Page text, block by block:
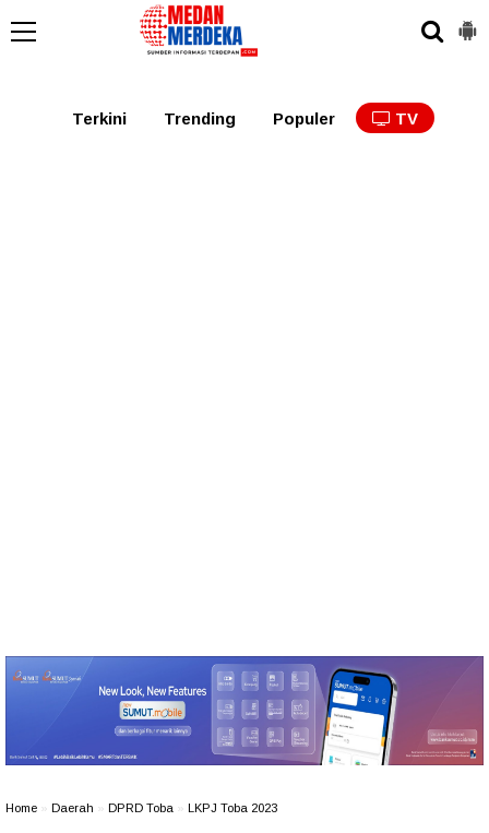
Tabagsel Tapanuli
Terkini Trending Populer TV
Home Daerah DPRD Toba LKPJ Toba 2023